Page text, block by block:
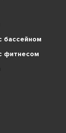
бассейном
фитнесом